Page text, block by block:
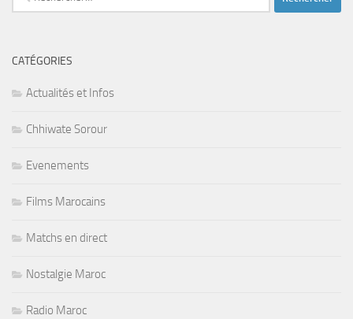
CATÉGORIES
Actualités et Infos
Chhiwate Sorour
Evenements
Films Marocains
Matchs en direct
Nostalgie Maroc
Radio Maroc